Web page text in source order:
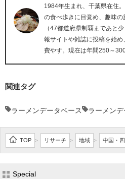
1984年生まれ、千葉県在住
の食べ歩きに目覚め、趣味
（47都道府県制覇まであと
報サイトや雑誌に投稿を始
費やす。現在は年間250～
関連タグ
ラーメンデータベース ラーメン
TOP > リサーチ > 地域 > 中国・
Special